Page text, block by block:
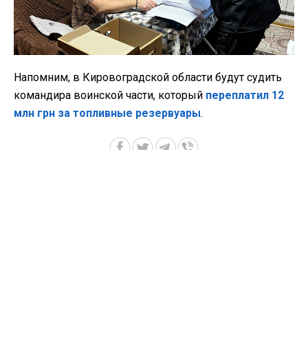
Напомним, в Кировоградской области будут судить
командира воинской части, который переплатил 12
млн грн за топливные резервуары.